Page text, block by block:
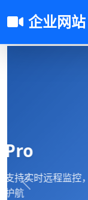
企业网站
无线
无线Carplay转
能，智能出行从
上一个